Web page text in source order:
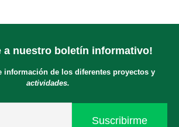
a nuestro boletín informativo!
información de los diferentes proyectos y
actividades.